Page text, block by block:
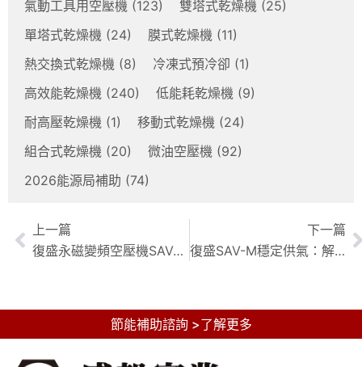
氣動工具用空壓機 (123) 雙塔式乾燥機 (25)
單塔式乾燥機 (24) 膜式乾燥機 (11)
熱交換式乾燥機 (8) 冷凍式預冷卻 (1)
高效能乾燥機 (240) 低能耗乾燥機 (9)
耐高壓乾燥機 (1) 移動式乾燥機 (24)
組合式乾燥機 (20) 微油空壓機 (92)
2026能源局補助 (74)
上一篇
復盛永磁變頻空壓機SAV-M系列：節能高效方案，助您打造綠色工廠
下一篇
復盛SAV-M穩定供氣：解析變頻技術如何精準調節，恆壓供氣保生產
節能補助諮詢 >了解更多